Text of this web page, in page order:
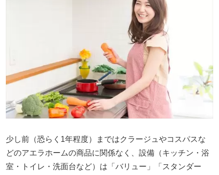
少し前（恐らく1年程度）まではクラージュやコスパスな
どのアエラホームの商品に関係なく、設備（キッチン・浴
室・トイレ・洗面台など）は「バリュー」「スタンダー